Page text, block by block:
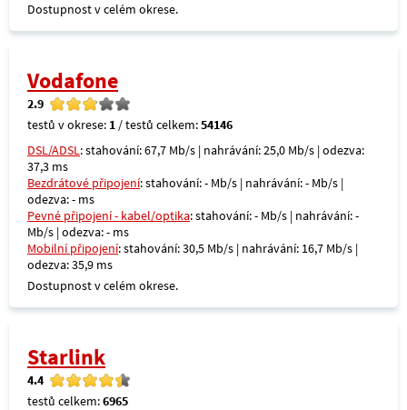
Dostupnost v celém okrese.
Vodafone
2.9
testů v okrese: 1 / testů celkem:54146
DSL/ADSL: stahování: 67,7 Mb/s | nahrávání: 25,0 Mb/s | odezva:
37,3 ms
Bezdrátové připojení: stahování: - Mb/s | nahrávání: - Mb/s |
odezva: - ms
Pevné připojení - kabel/optika: stahování: - Mb/s | nahrávání: -
Mb/s | odezva: - ms
Mobilní připojení: stahování: 30,5 Mb/s | nahrávání: 16,7 Mb/s |
odezva: 35,9 ms
Dostupnost v celém okrese.
Starlink
4.4
testů celkem:6965